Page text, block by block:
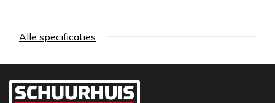
Alle specificaties